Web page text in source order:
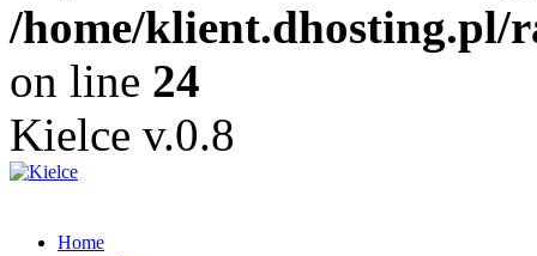
/home/klient.dhosting.pl/
on line 24
Kielce v.0.8
Home